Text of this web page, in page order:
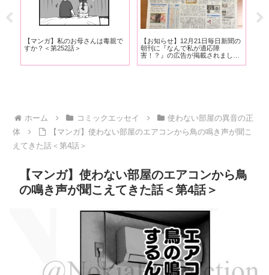
【マンガ】私のお母さんは毒親で
すか？＜第252話＞
【お知らせ】12月21日毎日新聞の
朝刊に『なんで私が適応障
害！？』の広告が掲載されまし
ホーム コミックエッセイ
使わない部屋の異音の正
体
【マンガ】使わない部屋のエアコンから鳥の鳴き声が聞こ
えてきた話＜第4話＞
【マンガ】使わない部屋のエアコンから鳥
の鳴き声が聞こえてきた話＜第4話＞